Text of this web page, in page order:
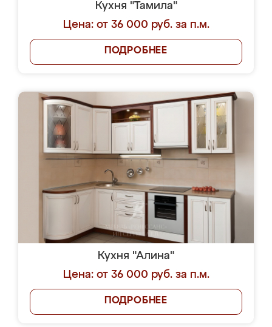
Кухня "Тамила"
Цена: от 36 000 руб. за п.м.
ПОДРОБНЕЕ
Кухня "Алина"
Цена: от 36 000 руб. за п.м.
ПОДРОБНЕЕ